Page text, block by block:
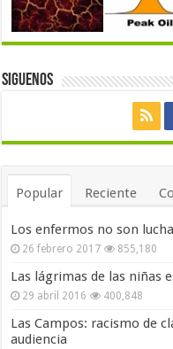
Siguenos
Popular Reciente
Los enfermos no son
26 febrero 2017 855,180
Las lágrimas de las niñas
29 abril 2016 400,848
Las Campos: racismo de
audiencia